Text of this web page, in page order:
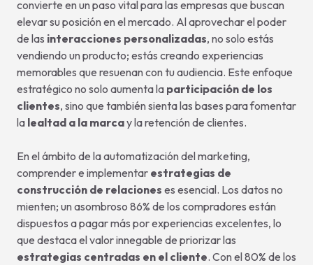
convierte en un paso vital para las empresas que buscan
elevar su posición en el mercado. Al aprovechar el poder
de las interacciones personalizadas, no solo estás
vendiendo un producto; estás creando experiencias
memorables que resuenan con tu audiencia. Este enfoque
estratégico no solo aumenta la participación de los
clientes, sino que también sienta las bases para fomentar
la lealtad a la marcay la retención de clientes.
En el ámbito de la automatización del marketing,
comprender e implementar estrategias de
construcción de relaciones es esencial. Los datos no
mienten; un asombroso 86% de los compradores están
dispuestos a pagar más por experiencias excelentes, lo
que destaca el valor innegable de priorizar las
estrategias centradas en el cliente. Con el 80% de los